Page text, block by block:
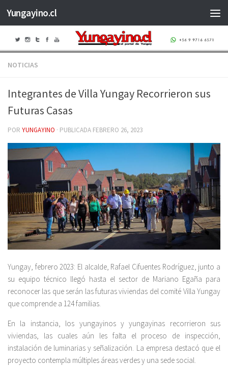
Saltar al contenido
Yungayino.cl
NOTICIAS
Integrantes de Villa Yungay Recorrieron sus
Futuras Casas
POR YUNGAYINO · PUBLICADA FEBRERO 26, 2023
Yungay, febrero 2023: El alcalde, Rafael Cifuentes Rodríguez, junto a
su equipo técnico llegó hasta el sector de Mariano Egaña para
reconocer las que serán las futuras viviendas del comité Villa Yungay
que comprende a 124 familias.
En la instancia, los yungayinos y yungayinas recorrieron sus
viviendas, las cuales aún les falta el proceso de inspección,
instalación de luminarias y señalización. La empresa destacó que el
proyecto contempla múltiples áreas verdes y una sede social.